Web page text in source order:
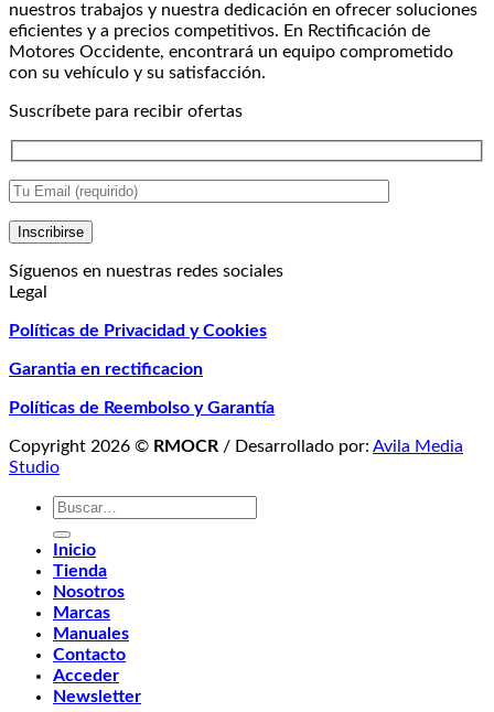
nuestros trabajos y nuestra dedicación en ofrecer soluciones
eficientes y a precios competitivos. En Rectificación de
Motores Occidente, encontrará un equipo comprometido
con su vehículo y su satisfacción.
Suscríbete para recibir ofertas
Síguenos en nuestras redes sociales
Legal
Políticas de Privacidad y Cookies
Garantia en rectificacion
Políticas de Reembolso y Garantía
Copyright 2026 © RMOCR / Desarrollado por: Avila Media
Studio
Buscar
Inicio
Tienda
Nosotros
Marcas
Manuales
Contacto
Acceder
Newsletter